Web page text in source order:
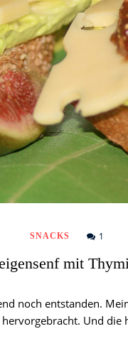
SNACKS 1
mit
noch entstanden.
Und